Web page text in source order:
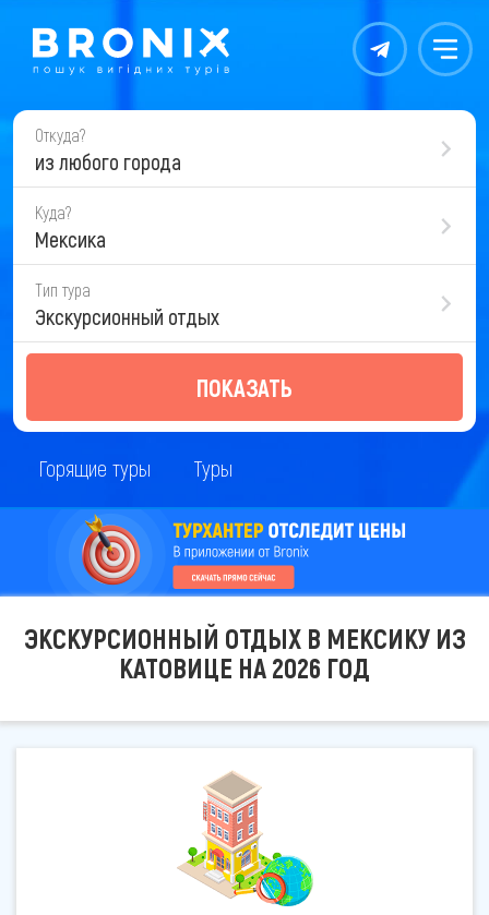
Контакты Меню
Откуда?
из любого города
Куда?
Мексика
Тип тура
Экскурсионный отдых
ПОКАЗАТЬ
Горящие туры Туры
ЭКСКУРСИОННЫЙ ОТДЫХ В МЕКСИКУ ИЗ
КАТОВИЦЕ НА 2026 ГОД